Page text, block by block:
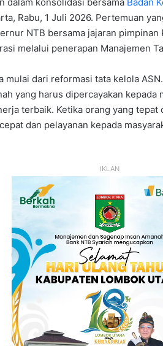
Rabu, 1 Juli 2026. Pertemuan
NTB bersama jajaran
melalui penerapan Manajemen
mulai dari reformasi tata kelola
yang harus dipercayakan
terbaik. Ketika orang yang
dan pelayanan kepada
IKLAN